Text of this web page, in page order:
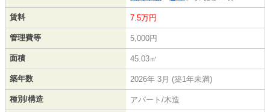
賃料 7.5万円
管理費等 5,000円
面積 45.03㎡
築年数 2026年 3月 (築1年未満)
種別/構造 アパート/木造